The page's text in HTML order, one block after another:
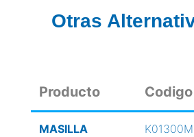
Otras
Producto Codigo
MASILLA